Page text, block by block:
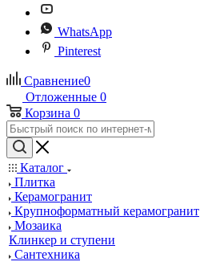
WhatsApp
Pinterest
Сравнение0
Отложенные 0
Корзина 0
Каталог
Плитка
Керамогранит
Крупноформатный керамогранит
Мозаика
Клинкер и ступени
Сантехника